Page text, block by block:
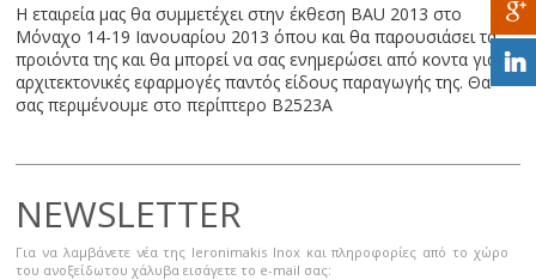
Η εταιρεία μας θα συμμετέχει στην έκθεση BAU 2013 στο
Μόναχο 14-19 Ιανουαρίου 2013 όπου και θα παρουσιάσει τα
προιόντα της και θα μπορεί να σας ενημερώσει από κοντα για
αρχιτεκτονικές εφαρμογές παντός είδους παραγωγής της. Θα
σας περιμένουμε στο περίπτερο Β2523Α
NEWSLETTER
Για να λαμβάνετε νέα της Ieronimakis Inox και πληροφορίες από το χώρο
του ανοξείδωτου χάλυβα εισάγετε το e-mail σας: